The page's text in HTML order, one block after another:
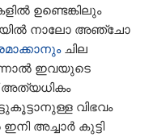
ഉണ്ടെങ്കിലും
നാലോ അഞ്ചോ
ചില
ഇവയുടെ
വിഭവം
അച്ചാർ കുട്ടി